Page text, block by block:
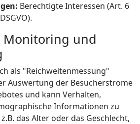
Berechtigte Interessen (Art. 6
Monitoring und
als "Reichweitenmessung"
Auswertung der Besucherströme
und kann Verhalten,
Informationen zu
das Alter oder das Geschlecht,